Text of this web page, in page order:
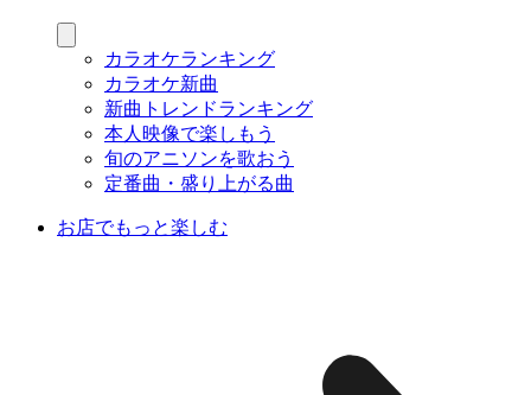
カラオケランキング
カラオケ新曲
新曲トレンドランキング
本人映像で楽しもう
旬のアニソンを歌おう
定番曲・盛り上がる曲
お店でもっと楽しむ